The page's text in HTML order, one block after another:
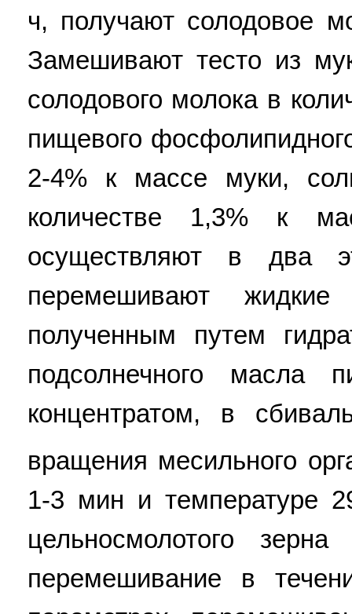
ч, получают солодовое
Замешивают тесто из
солодового молока в
пищевого
2-4% к массе муки,
количестве 1,3% к
осуществляют в два
перемешивают
полученным путем
подсолнечного масла
концентратом, в
вращения месильного
1-3 мин и температуре
цельносмолотого
перемешивание в